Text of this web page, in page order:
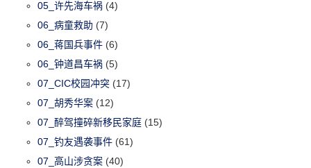
05_许先海车祸 (4)
06_病童救助 (7)
06_蒋国兵事件 (6)
06_钟道昌车祸 (5)
07_CIC校园冲突 (17)
07_胡秀华案 (12)
07_醉驾撞碎新移民家庭 (15)
07_钓友遇袭事件 (61)
07_高山涉贪案 (40)